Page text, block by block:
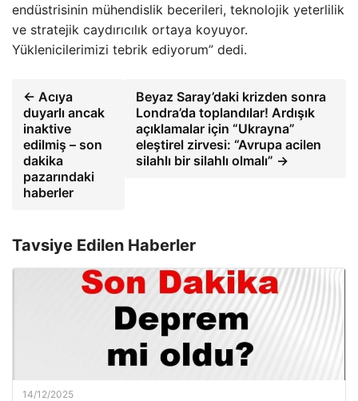
endüstrisinin mühendislik becerileri, teknolojik yeterlilik
ve stratejik caydırıcılık ortaya koyuyor.
Yüklenicilerimizi tebrik ediyorum” dedi.
← Acıya
duyarlı ancak
inaktive
edilmiş – son
dakika
pazarındaki
haberler
Beyaz Saray’daki krizden sonra
Londra’da toplandılar! Ardışık
açıklamalar için “Ukrayna”
eleştirel zirvesi: “Avrupa acilen
silahlı bir silahlı olmalı” →
Tavsiye Edilen Haberler
14/12/2025